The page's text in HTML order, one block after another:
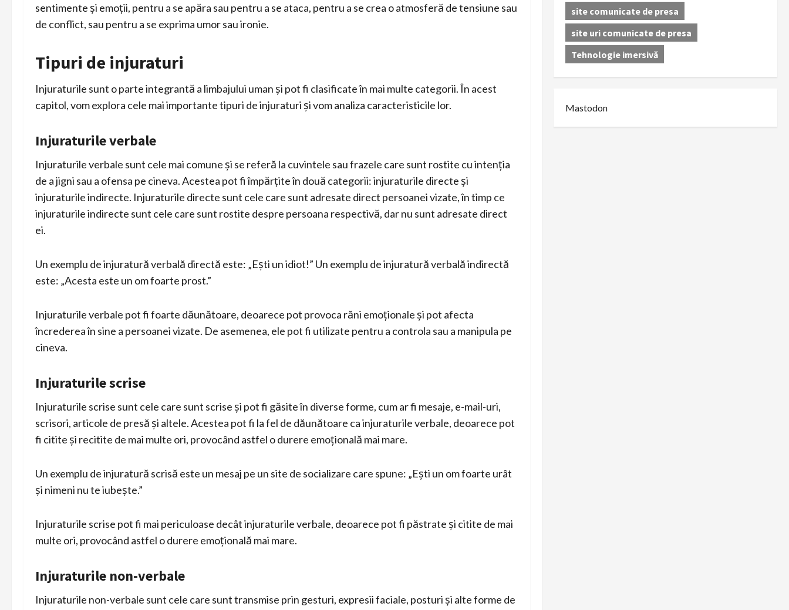
sentimente și emoții, pentru a se apăra sau pentru a se ataca, pentru a se crea o atmosferă de tensiune sau
de conflict, sau pentru a se exprima umor sau ironie.
Tipuri de injuraturi
Injuraturile sunt o parte integrantă a limbajului uman și pot fi clasificate în mai multe categorii. În acest
capitol, vom explora cele mai importante tipuri de injuraturi și vom analiza caracteristicile lor.
Injuraturile verbale
Injuraturile verbale sunt cele mai comune și se referă la cuvintele sau frazele care sunt rostite cu intenția
de a jigni sau a ofensa pe cineva. Acestea pot fi împărțite în două categorii: injuraturile directe și
injuraturile indirecte. Injuraturile directe sunt cele care sunt adresate direct persoanei vizate, în timp ce
injuraturile indirecte sunt cele care sunt rostite despre persoana respectivă, dar nu sunt adresate direct
ei.
Un exemplu de injuratură verbală directă este: „Ești un idiot!” Un exemplu de injuratură verbală indirectă
este: „Acesta este un om foarte prost.”
Injuraturile verbale pot fi foarte dăunătoare, deoarece pot provoca răni emoționale și pot afecta
încrederea în sine a persoanei vizate. De asemenea, ele pot fi utilizate pentru a controla sau a manipula pe
cineva.
Injuraturile scrise
Injuraturile scrise sunt cele care sunt scrise și pot fi găsite în diverse forme, cum ar fi mesaje, e-mail-uri,
scrisori, articole de presă și altele. Acestea pot fi la fel de dăunătoare ca injuraturile verbale, deoarece pot
fi citite și recitite de mai multe ori, provocând astfel o durere emoțională mai mare.
Un exemplu de injuratură scrisă este un mesaj pe un site de socializare care spune: „Ești un om foarte urât
și nimeni nu te iubește.”
Injuraturile scrise pot fi mai periculoase decât injuraturile verbale, deoarece pot fi păstrate și citite de mai
multe ori, provocând astfel o durere emoțională mai mare.
Injuraturile non-verbale
Injuraturile non-verbale sunt cele care sunt transmise prin gesturi, expresii faciale, posturi și alte forme de
site comunicate de presa
site uri comunicate de presa
Tehnologie imersivă
Mastodon